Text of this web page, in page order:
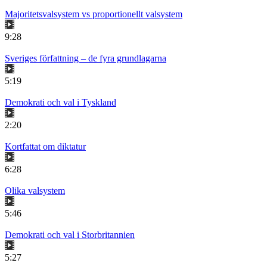
Majoritetsvalsystem vs proportionellt valsystem
9:28
Sveriges författning – de fyra grundlagarna
5:19
Demokrati och val i Tyskland
2:20
Kortfattat om diktatur
6:28
Olika valsystem
5:46
Demokrati och val i Storbritannien
5:27